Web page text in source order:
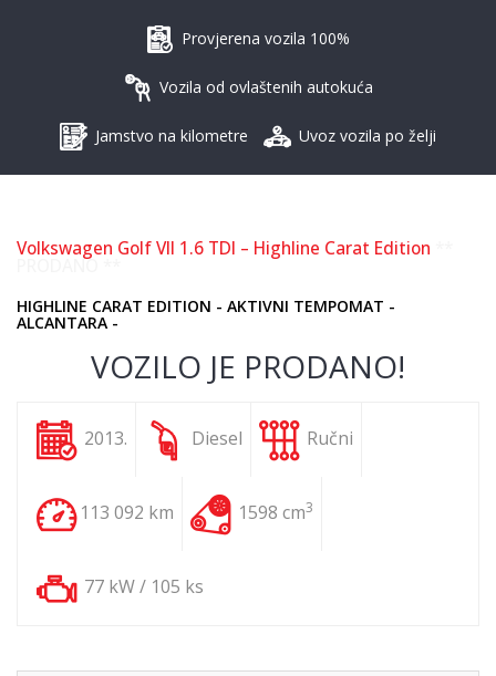
Provjerena vozila 100%
Vozila od ovlaštenih autokuća
Jamstvo na kilometre Uvoz vozila po želji
Volkswagen Golf VII 1.6 TDI – Highline Carat Edition
PRODANO **
HIGHLINE CARAT EDITION - AKTIVNI TEMPOMAT -
ALCANTARA -
VOZILO JE PRODANO!
2013. Diesel Ručni
113 092 km 1598 cm3
77 kW / 105 ks